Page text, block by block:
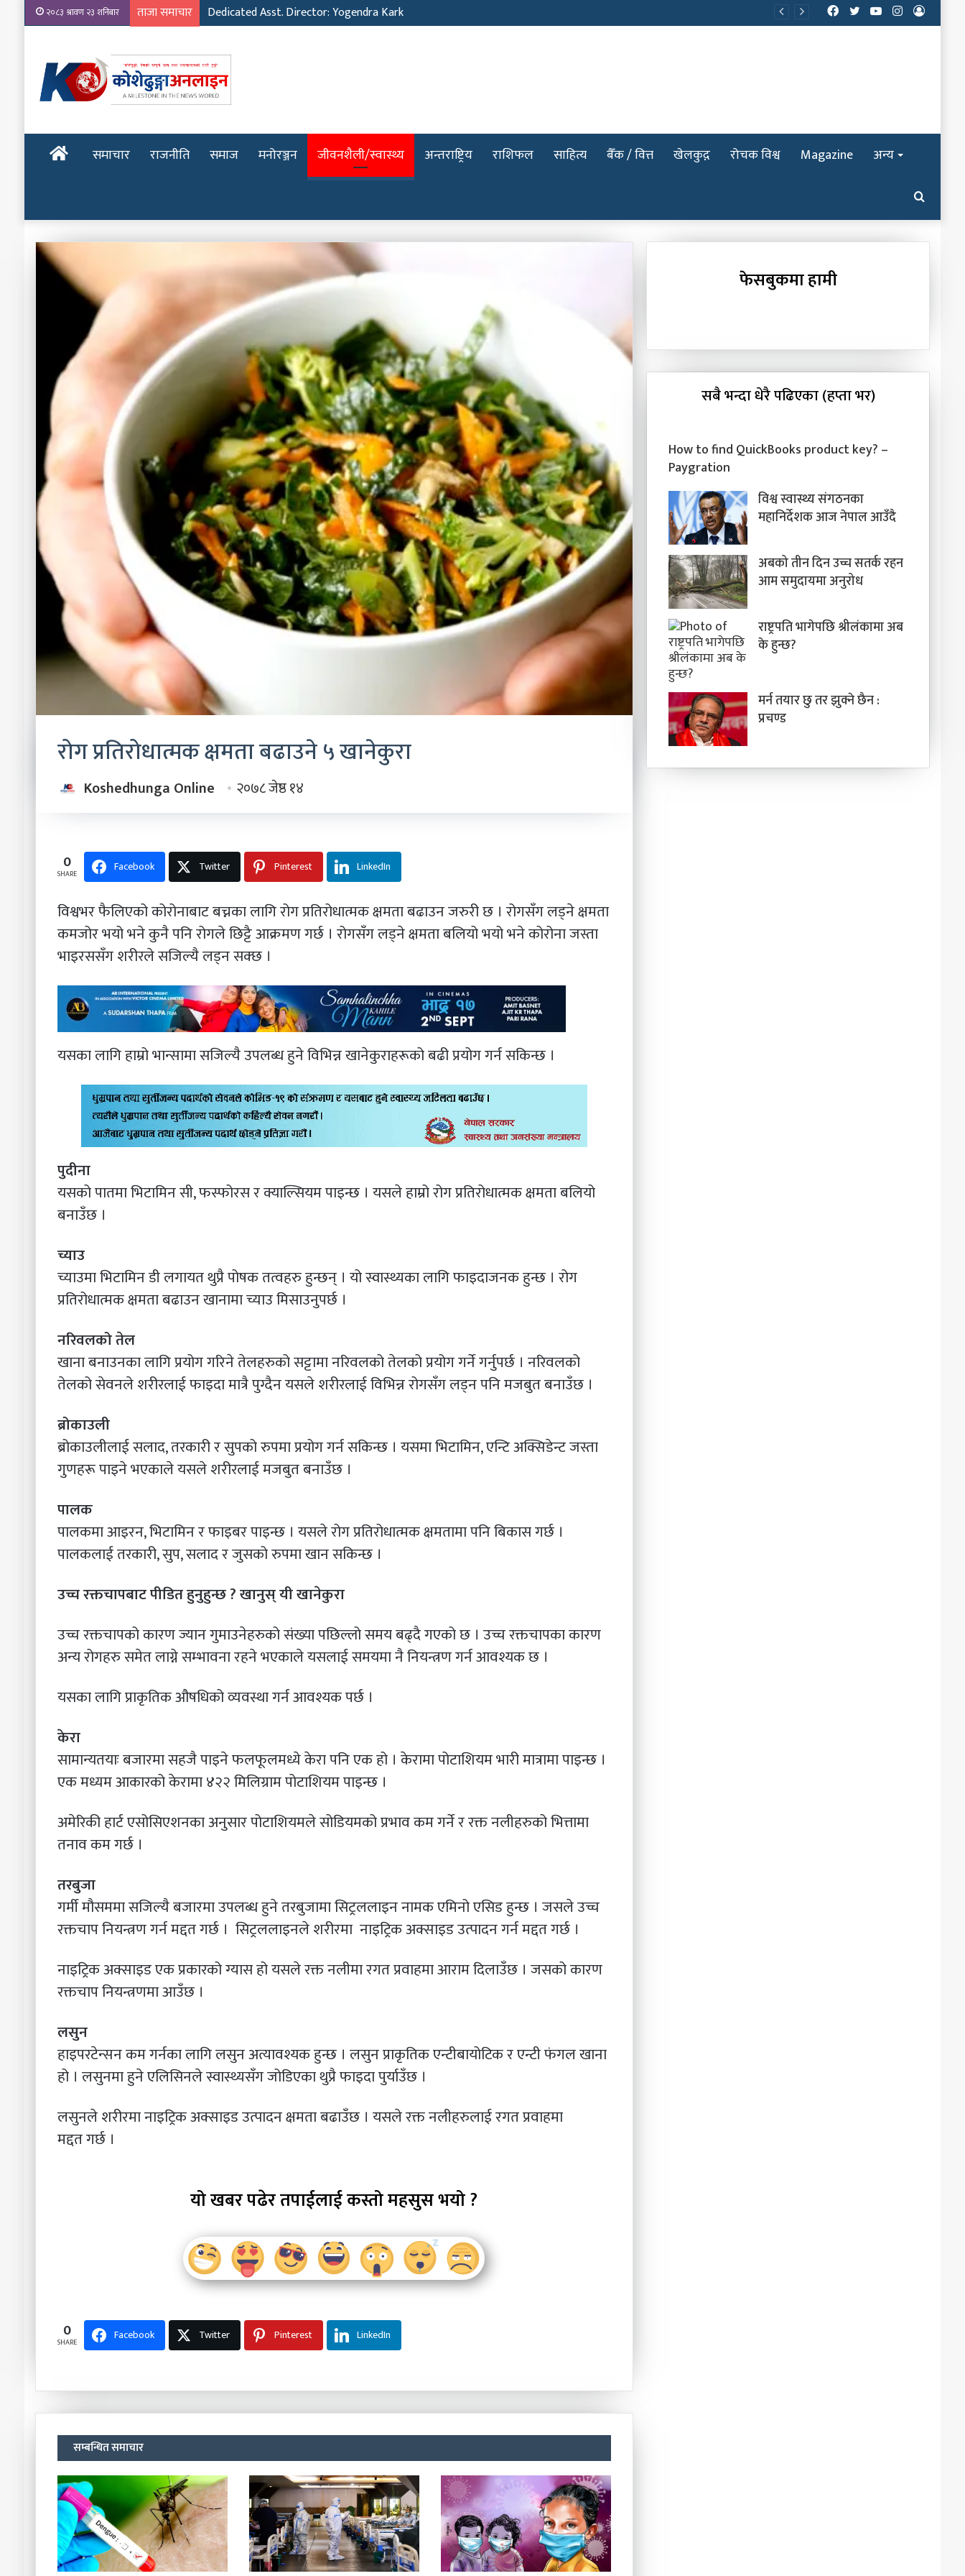
२०८३ श्रावण २३ शनिबार ताजा समाचार Emerging Film Writer: Sunil Neure
Log
Instagram
YouTube
Twitter
Facebook
होमपेजसमाचार राजनीति समाज मनोरञ्जन जीवनशैली/स्वास्थ्य अन्तराष्ट्रिय राशिफल साहित्य बैँक / वित्त खेलकुद़़ रोचक विश्व Magazine अन्य
Search
for
रोग प्रतिरोधात्मक क्षमता बढाउने ५ खानेकुरा
Koshedhunga Online २०७८ जेष्ठ १४
0
SHARE Facebook Twitter Pinterest LinkedIn
विश्वभर फैलिएको कोरोनाबाट बच्नका लागि रोग प्रतिरोधात्मक क्षमता बढाउन जरुरी छ । रोगसँग लड्ने क्षमता
कमजोर भयो भने कुनै पनि रोगले छिट्टै आक्रमण गर्छ । रोगसँग लड्ने क्षमता बलियो भयो भने कोरोना जस्ता
भाइरससँग शरीरले सजिल्यै लड्न सक्छ ।
यसका लागि हाम्रो भान्सामा सजिल्यै उपलब्ध हुने विभिन्न खानेकुराहरूको बढी प्रयोग गर्न सकिन्छ ।
पुदीना
यसको पातमा भिटामिन सी, फस्फोरस र क्याल्सियम पाइन्छ । यसले हाम्रो रोग प्रतिरोधात्मक क्षमता बलियो
बनाउँछ ।
च्याउ
च्याउमा भिटामिन डी लगायत थुप्रै पोषक तत्वहरु हुन्छन् । यो स्वास्थ्यका लागि फाइदाजनक हुन्छ । रोग
प्रतिरोधात्मक क्षमता बढाउन खानामा च्याउ मिसाउनुपर्छ ।
नरिवलको तेल
खाना बनाउनका लागि प्रयोग गरिने तेलहरुको सट्टामा नरिवलको तेलको प्रयोग गर्ने गर्नुपर्छ । नरिवलको
तेलको सेवनले शरीरलाई फाइदा मात्रै पुग्दैन यसले शरीरलाई विभिन्न रोगसँग लड्न पनि मजबुत बनाउँछ ।
ब्रोकाउली
ब्रोकाउलीलाई सलाद, तरकारी र सुपको रुपमा प्रयोग गर्न सकिन्छ । यसमा भिटामिन, एन्टि ​अक्सिडेन्ट जस्ता
गुणहरू पाइने भएकाले यसले शरीरलाई मजबुत बनाउँछ ।
पालक
पालकमा आइरन, भिटामिन र फाइबर पाइन्छ । यसले रोग प्रतिरोधात्मक क्षमतामा पनि बिकास गर्छ ।
पालकलाई तरकारी, सुप, सलाद र जुसको रुपमा खान सकिन्छ ।
उच्च रक्तचापबाट पीडित हुनुहुन्छ ? खानुस् यी खानेकुरा
उच्च रक्तचापको कारण ज्यान गुमाउनेहरुको संख्या पछिल्लो समय बढ्दै गएको छ । उच्च रक्तचापका कारण
अन्य रोगहरु समेत लाग्ने सम्भावना रहने भएकाले यसलाई समयमा नै नियन्त्रण गर्न आवश्यक छ ।
यसका लागि प्राकृतिक औषधिको व्यवस्था गर्न आवश्यक पर्छ ।
केरा
सामान्यतयाः बजारमा सहजै पाइने फलफूलमध्ये केरा पनि एक हो । केरामा पोटाशियम भारी मात्रामा पाइन्छ ।
एक मध्यम आकारको केरामा ४२२ मिलिग्राम पोटाशियम पाइन्छ ।
अमेरिकी हार्ट एसोसिएशनका अनुसार पोटाशियमले सोडियमको प्रभाव कम गर्ने र रक्त नलीहरुको भित्तामा
तनाव कम गर्छ ।
तरबुजा
गर्मी मौसममा सजिल्यै बजारमा उपलब्ध हुने तरबुजामा सिट्रललाइन नामक एमिनो एसिड हुन्छ । जसले उच्च
रक्तचाप नियन्त्रण गर्न मद्दत गर्छ । सिट्रललाइनले शरीरमा नाइट्रिक अक्साइड उत्पादन गर्न मद्दत गर्छ ।
नाइट्रिक अक्साइड एक प्रकारको ग्यास हो यसले रक्त नलीमा रगत प्रवाहमा आराम दिलाउँछ । जसको कारण
रक्तचाप नियन्त्रणमा आउँछ ।
लसुन
हाइपरटेन्सन कम गर्नका लागि लसुन अत्यावश्यक हुन्छ । लसुन प्राकृतिक एन्टीबायोटिक र एन्टी फंगल खाना
हो । लसुनमा हुने एलिसिनले स्वास्थ्यसँग जोडिएका थुप्रै फाइदा पुर्याउँछ ।
लसुनले शरीरमा नाइट्रिक अक्साइड उत्पादन क्षमता बढाउँछ । यसले रक्त नलीहरुलाई रगत प्रवाहमा
मद्दत गर्छ ।
यो खबर पढेर तपाईलाई कस्तो महसुस भयो ?
0
SHARE Facebook Twitter Pinterest LinkedIn
सम्बन्धित समाचार
फेसबुकमा हामी
सबै भन्दा धेरै पढिएका (हप्ता भर)
How to find QuickBooks product key? –
Paygration
विश्व स्वास्थ्य संगठनका
महानिर्देशक आज नेपाल आउँदै
अबको तीन दिन उच्च सतर्क रहन
आम समुदायमा अनुरोध
राष्ट्रपति भागेपछि श्रीलंकामा अब
के हुन्छ?
मर्न तयार छु तर झुक्ने छैन :
प्रचण्ड